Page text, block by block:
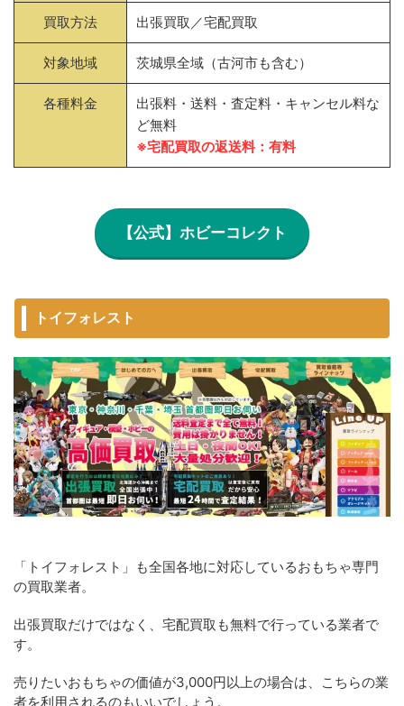
買取方法 出張買取／宅配買取
対象地域 茨城県全域（古河市も含む）
各種料金
出張料・送料・査定料・キャンセル料な
ど無料
※宅配買取の返送料：有料
【公式】ホビーコレクト
トイフォレスト
「トイフォレスト」も全国各地に対応しているおもちゃ専門
の買取業者。
出張買取だけではなく、宅配買取も無料で行っている業者で
す。
売りたいおもちゃの価値が3,000円以上の場合は、こちらの業
者を利用されるのもいいでしょう。